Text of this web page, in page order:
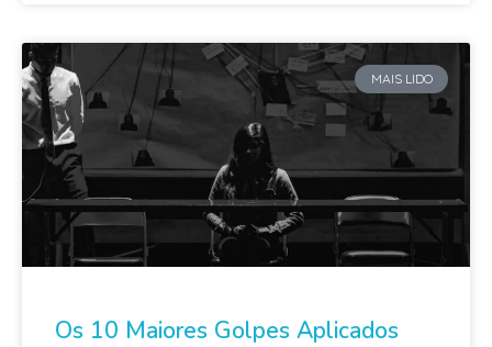
MAIS LIDO
Os 10 Maiores Golpes Aplicados